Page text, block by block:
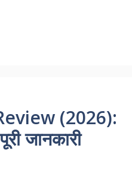
(2026):
जानकारी